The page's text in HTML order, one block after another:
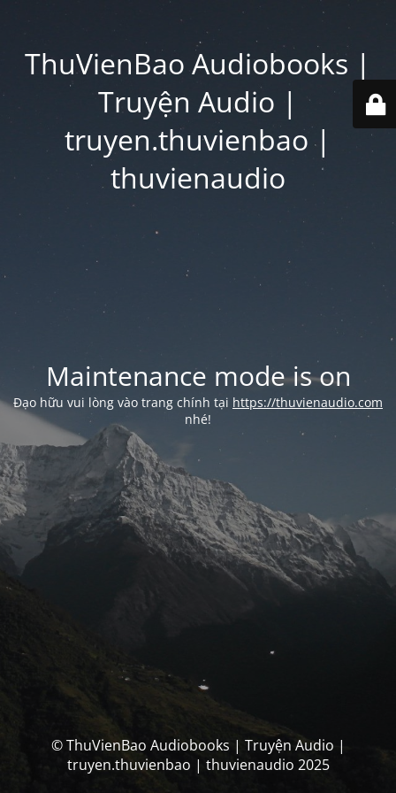
ThuVienBao Audiobooks |
Truyện Audio |
truyen.thuvienbao |
thuvienaudio
Maintenance mode is on
Đạo hữu vui lòng vào trang chính tại https://thuvienaudio.com
nhé!
© ThuVienBao Audiobooks | Truyện Audio |
truyen.thuvienbao | thuvienaudio 2025